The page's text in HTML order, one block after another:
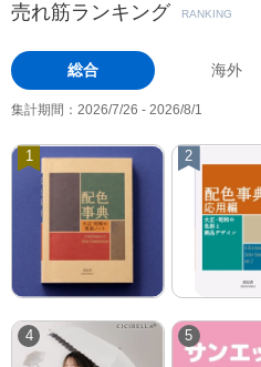
売れ筋ランキング RANKING
総合 海外
集計期間：2026/7/26 - 2026/8/1